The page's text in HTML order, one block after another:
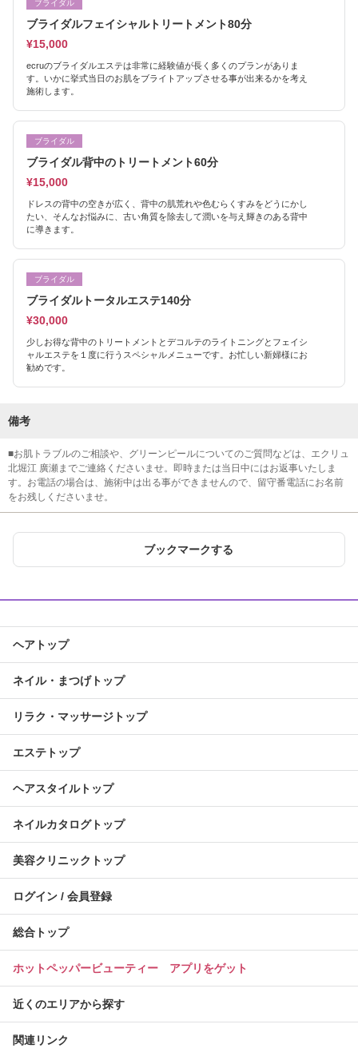
ブライダル
ブライダルフェイシャルトリートメント80分
¥15,000
ecruのブライダルエステは非常に経験値が長く多くのプランがありま
す。いかに挙式当日のお肌をブライトアップさせる事が出来るかを考え
施術します。
ブライダル
ブライダル背中のトリートメント60分
¥15,000
ドレスの背中の空きが広く、背中の肌荒れや色むらくすみをどうにかし
たい、そんなお悩みに、古い角質を除去して潤いを与え輝きのある背中
に導きます。
ブライダル
ブライダルトータルエステ140分
¥30,000
少しお得な背中のトリートメントとデコルテのライトニングとフェイシ
ャルエステを１度に行うスペシャルメニューです。お忙しい新婦様にお
勧めです。
備考
■お肌トラブルのご相談や、グリーンピールについてのご質問などは、エクリュ
北堀江 廣瀬までご連絡くださいませ。即時または当日中にはお返事いたしま
す。お電話の場合は、施術中は出る事ができませんので、留守番電話にお名前
をお残しくださいませ。
ブックマークする
ヘアトップ
ネイル・まつげトップ
リラク・マッサージトップ
エステトップ
ヘアスタイルトップ
ネイルカタログトップ
美容クリニックトップ
ログイン / 会員登録
総合トップ
ホットペッパービューティー アプリをゲット
近くのエリアから探す
関連リンク